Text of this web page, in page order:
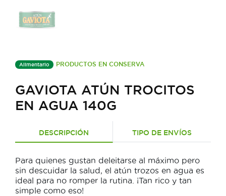
Alimentario PRODUCTOS EN CONSERVA
GAVIOTA ATÚN TROCITOS
EN AGUA 140G
DESCRIPCIÓN TIPO DE ENVÍOS
Para quienes gustan deleitarse al máximo pero
sin descuidar la salud, el atún trozos en agua es
ideal para no romper la rutina. ¡Tan rico y tan
simple como eso!